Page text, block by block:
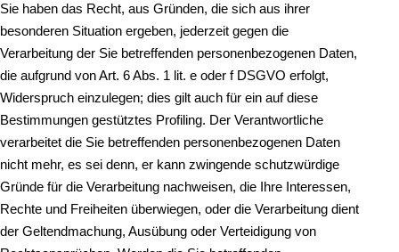
Sie haben das Recht, aus Gründen, die sich aus ihrer
besonderen Situation ergeben, jederzeit gegen die
Verarbeitung der Sie betreffenden personenbezogenen Daten,
die aufgrund von Art. 6 Abs. 1 lit. e oder f DSGVO erfolgt,
Widerspruch einzulegen; dies gilt auch für ein auf diese
Bestimmungen gestütztes Profiling. Der Verantwortliche
verarbeitet die Sie betreffenden personenbezogenen Daten
nicht mehr, es sei denn, er kann zwingende schutzwürdige
Gründe für die Verarbeitung nachweisen, die Ihre Interessen,
Rechte und Freiheiten überwiegen, oder die Verarbeitung dient
der Geltendmachung, Ausübung oder Verteidigung von